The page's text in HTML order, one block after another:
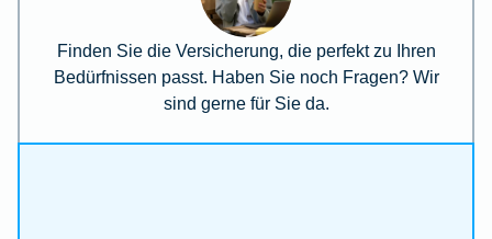
Finden Sie die Versicherung, die perfekt zu Ihren
Bedürfnissen passt. Haben Sie noch Fragen? Wir
sind gerne für Sie da.